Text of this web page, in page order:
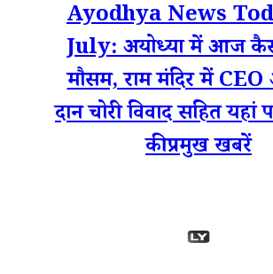
Ayodhya News
July: अयोध्या में आज
मौसम, राम मंदिर में
दान चोरी विवाद सहित यहां
की प्रमुख खबरें